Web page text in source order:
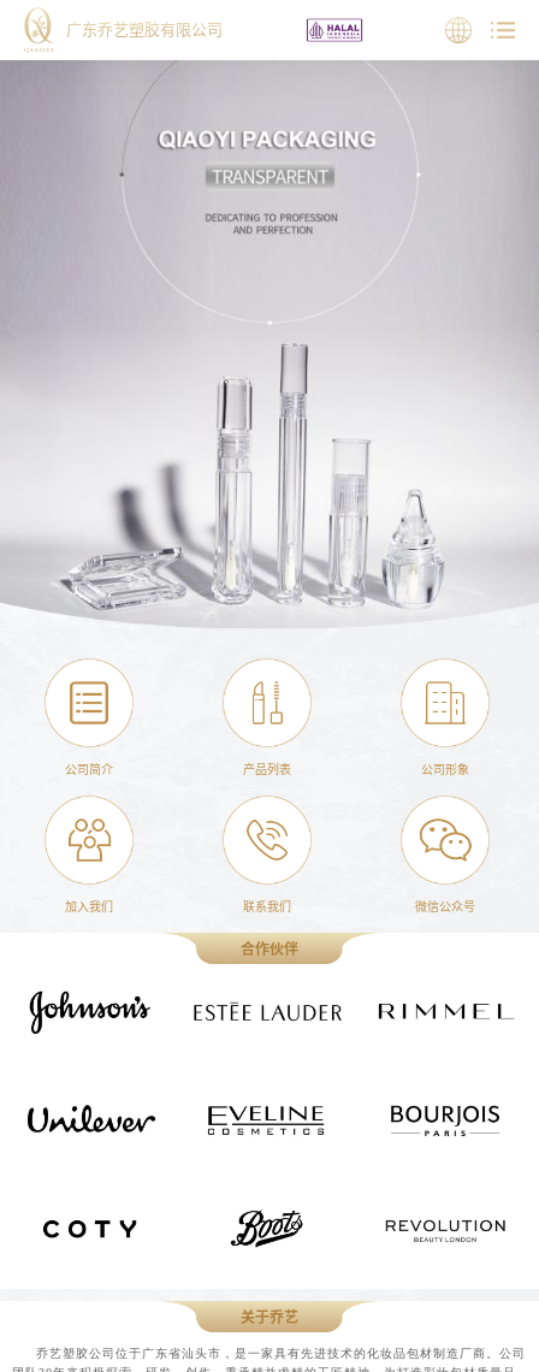
广东乔艺塑胶有限公司
公司简介 产品列表 公司形象
加入我们 联系我们 微信公众号
合作伙伴
关于乔艺
乔艺塑胶公司位于广东省汕头市，是一家具有先进技术的化妆品包材制造厂商。公司